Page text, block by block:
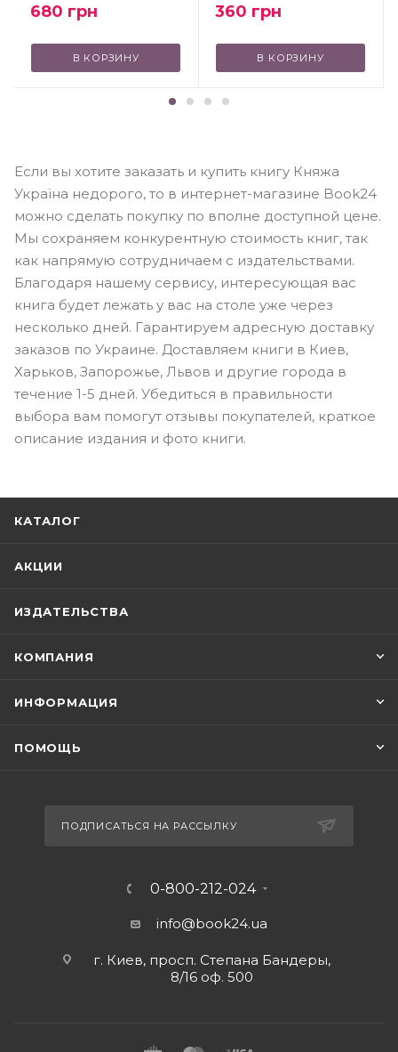
680 грн
В КОРЗИНУ
360 грн
В КОРЗИНУ
Если вы хотите заказать и купить книгу Княжа
Україна недорого, то в интернет-магазине Book24
можно сделать покупку по вполне доступной цене.
Мы сохраняем конкурентную стоимость книг, так
как напрямую сотрудничаем с издательствами.
Благодаря нашему сервису, интересующая вас
книга будет лежать у вас на столе уже через
несколько дней. Гарантируем адресную доставку
заказов по Украине. Доставляем книги в Киев,
Харьков, Запорожье, Львов и другие города в
течение 1-5 дней. Убедиться в правильности
выбора вам помогут отзывы покупателей, краткое
описание издания и фото книги.
КАТАЛОГ
АКЦИИ
ИЗДАТЕЛЬСТВА
КОМПАНИЯ
ИНФОРМАЦИЯ
ПОМОЩЬ
ПОДПИСАТЬСЯ НА РАССЫЛКУ
0-800-212-024
info@book24.ua
г. Киев, просп. Степана Бандеры,
8/16 оф. 500